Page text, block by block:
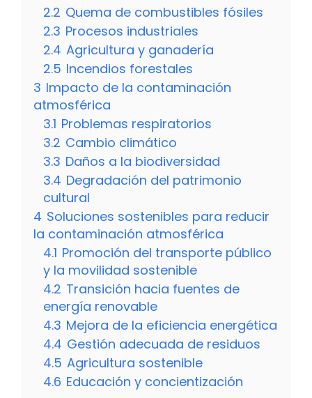
2.2 Quema de combustibles fósiles
2.3 Procesos industriales
2.4 Agricultura y ganadería
2.5 Incendios forestales
3 Impacto de la contaminación
atmosférica
3.1 Problemas respiratorios
3.2 Cambio climático
3.3 Daños a la biodiversidad
3.4 Degradación del patrimonio
cultural
4 Soluciones sostenibles para reducir
la contaminación atmosférica
4.1 Promoción del transporte público
y la movilidad sostenible
4.2 Transición hacia fuentes de
energía renovable
4.3 Mejora de la eficiencia energética
4.4 Gestión adecuada de residuos
4.5 Agricultura sostenible
4.6 Educación y concientización